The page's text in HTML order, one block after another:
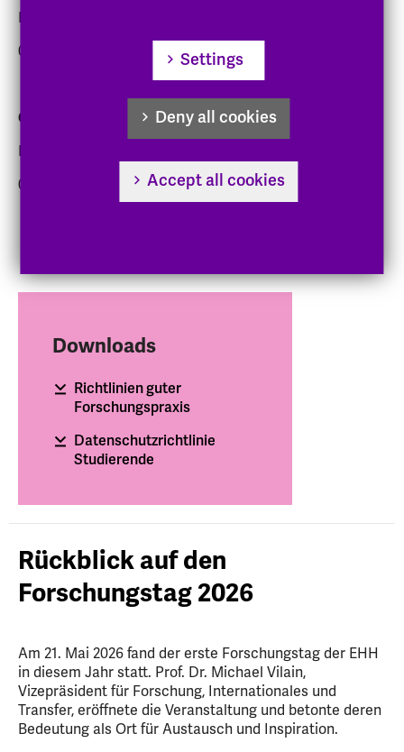
Referentin für Forschungsförderung
06151 8798-476
forschung@eh-darmstadt.de
Celina Bischoff
Referentin für Transfer und Nachhaltigkeit
06151 8798-475
Downloads
Richtlinien guter
Forschungspraxis
Datenschutzrichtlinie
Studierende
Rückblick auf den
Forschungstag 2026
Am 21. Mai 2026 fand der erste Forschungstag der EHH
in diesem Jahr statt. Prof. Dr. Michael Vilain,
Vizepräsident für Forschung, Internationales und
Transfer, eröffnete die Veranstaltung und betonte deren
Bedeutung als Ort für Austausch und Inspiration.
Settings
Deny all cookies
Accept all cookies